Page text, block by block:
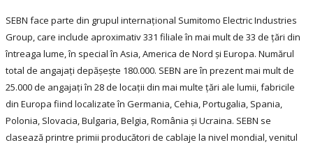
SEBN face parte din grupul internaţional Sumitomo Electric Industries
Group, care include aproximativ 331 filiale în mai mult de 33 de ţări din
întreaga lume, în special în Asia, America de Nord şi Europa. Numărul
total de angajaţi depăşeşte 180.000. SEBN are în prezent mai mult de
25.000 de angajaţi în 28 de locaţii din mai multe ţări ale lumii, fabricile
din Europa fiind localizate în Germania, Cehia, Portugalia, Spania,
Polonia, Slovacia, Bulgaria, Belgia, România şi Ucraina. SEBN se
clasează printre primii producători de cablaje la nivel mondial, venitul